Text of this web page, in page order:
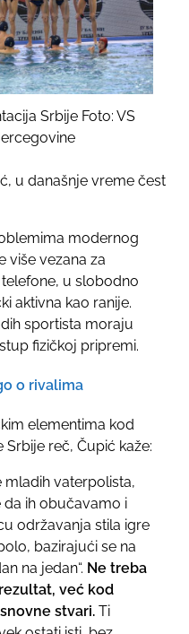
Srbije Foto: VS
u današnje vreme čest
modernog
više vezana za
u slobodno
aktivna kao ranije.
sportista moraju
fizičkoj pripremi.
o rivalima
elementima kod
reč, Čupić kaže:
mladih vaterpolista,
da ih obučavamo i
održavanja stila igre
bazirajući se na
na jedan“. Ne treba
već kod
stvari. Ti